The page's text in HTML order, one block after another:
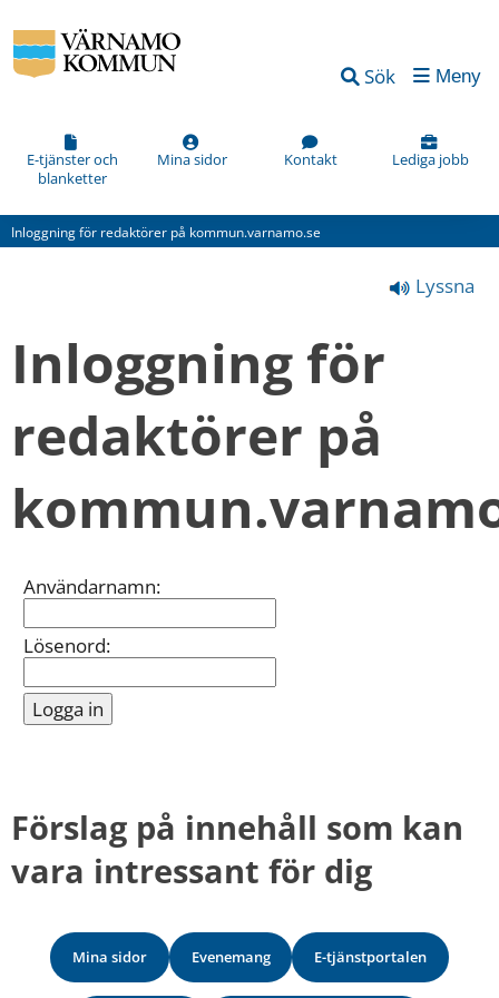
Sök Meny
E-tjänster och
blanketter
Mina sidor Kontakt Lediga jobb
Inloggning för redaktörer på kommun.varnamo.se
Lyssna
Inloggning för
redaktörer på
Inloggning
Användarnamn:
Lösenord:
Förslag på innehåll som kan
vara intressant för dig
Mina sidor Evenemang E-tjänstportalen
Vad
kan
förbättra
den
här
(obligatorisk)
kan
informationen
bättre
dig?
Webbadress
sidan